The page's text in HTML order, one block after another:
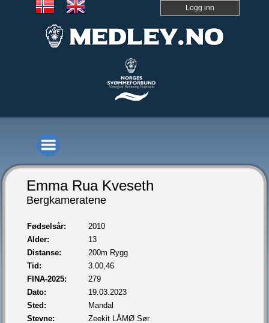
Logg inn
Emma Rua Kveseth
Bergkameratene
Fødselsår:
2010
Alder:
13
Distanse:
200m Rygg
Tid:
3.00,46
FINA-2025:
279
Dato:
19.03.2023
Sted:
Mandal
Stevne:
Zeekit LÅMØ Sør